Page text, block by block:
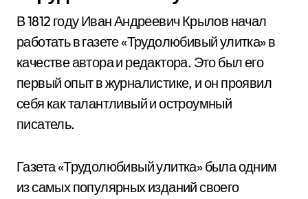
В 1812 году Иван Андреевич Крылов начал
работать в газете «Трудолюбивый улитка» в
качестве автора и редактора. Это был его
первый опыт в журналистике, и он проявил
себя как талантливый и остроумный
писатель.
Газета «Трудолюбивый улитка» была одним
из самых популярных изданий своего